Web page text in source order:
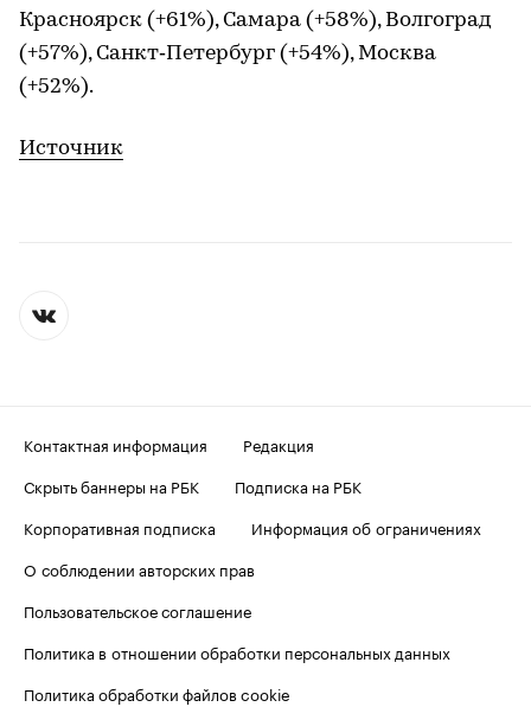
Красноярск (+61%), Самара (+58%), Волгоград
(+57%), Санкт‑Петербург (+54%), Москва
(+52%).
Источник
Контактная информация
Редакция
Скрыть баннеры на РБК
Подписка на РБК
Корпоративная подписка
Информация об ограничениях
О соблюдении авторских прав
Пользовательское соглашение
Политика в отношении обработки персональных данных
Политика обработки файлов cookie